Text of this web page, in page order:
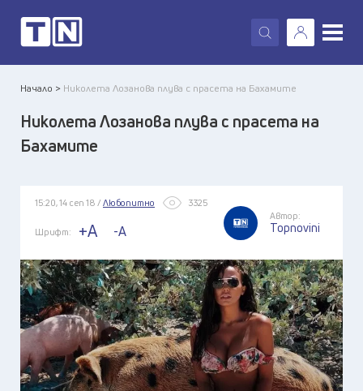
X
Начало > Николета Лозанова плува с прасета на Бахамите
Николета Лозанова плува с прасета на
Бахамите
15:20, 14 сеп 18 / Любопитно 3325
Шрифт: +A -A
Автор:
Topnovini